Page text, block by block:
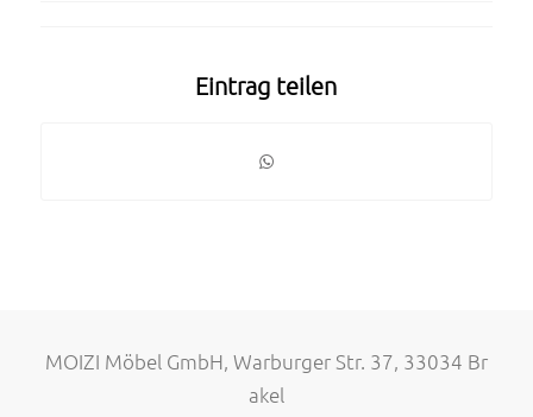
Eintrag teilen
MOIZI Möbel GmbH, Warburger Str. 37, 33034 Br
akel